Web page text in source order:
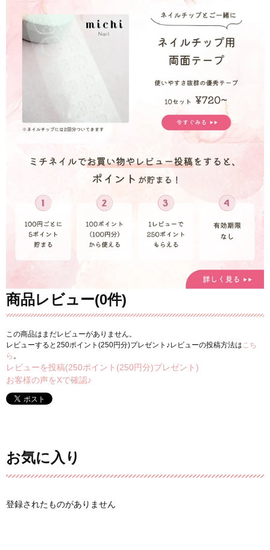
商品レビュー(0件)
この商品はまだレビューがありません。
レビューすると250ポイント(250円分)プレゼント♪レビューの投稿方法は こち
ら 。
レビューを投稿(250ポイント(250円分)プレゼント)
お客様の声をXで確認♪
お気に入り
登録されたものがありません